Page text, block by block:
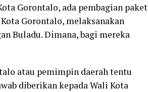
Gorontalo, ada pembagian paket
Gorontalo, melaksanakan
Buladu. Dimana, bagi mereka
atau pemimpin daerah tentu
diberikan kepada Wali Kota